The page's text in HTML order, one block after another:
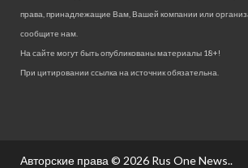
права, принадлежащие Вам, Вашей компании или
сообщите нам.
На сайте могут быть опубликованы материалы 18+!
При цитировании ссылка на источник обязательна.
Авторские права © 2026 Rus One News..